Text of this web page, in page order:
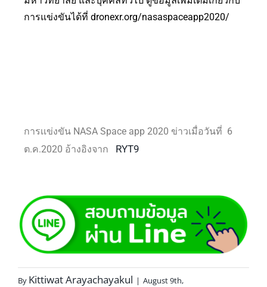
การแข่งขันได้ที่ dronexr.org/nasaspaceapp2020/
การเเข่งขัน NASA Space app 2020 ข่าวเมื่อวันที่ 6
ต.ค.2020 อ้างอิงจาก
RYT9
By Kittiwat Arayachayakul | August 9th,